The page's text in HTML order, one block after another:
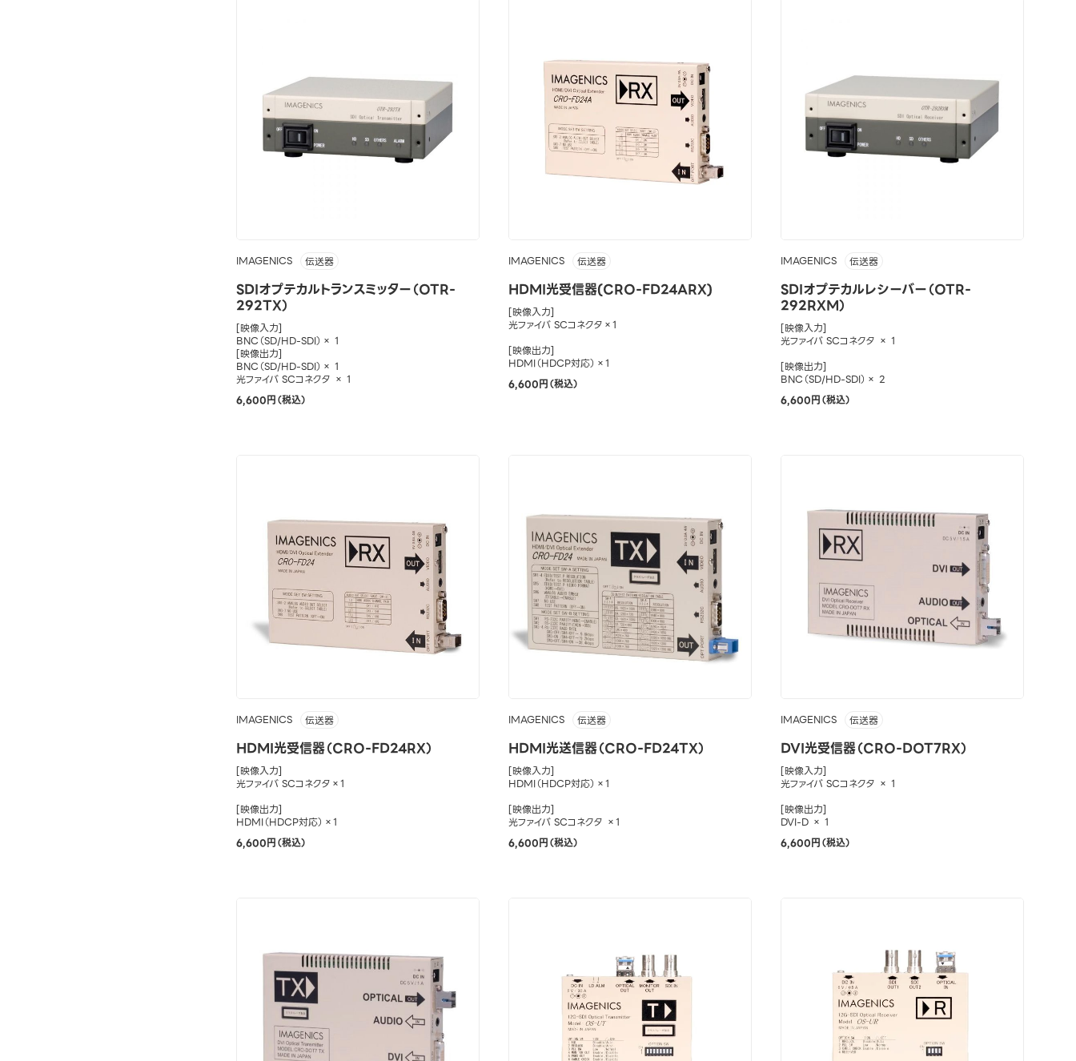
IMAGENICS 伝送器
SDIオプテカルトランスミッター（OTR-
292TX）
[映像入力]
BNC（SD/HD-SDI）× 1
[映像出力]
BNC（SD/HD-SDI）× 1
光ファイバ SCコネクタ × 1
6,600円（税込）
IMAGENICS 伝送器
HDMI光受信器(CRO-FD24ARX)
[映像入力]
光ファイバ SCコネクタ×1
[映像出力]
HDMI（HDCP対応）×1
6,600円（税込）
IMAGENICS 伝送器
SDIオプテカルレシーバー（OTR-
292RXM）
[映像入力]
光ファイバ SCコネクタ × 1
[映像出力]
BNC（SD/HD-SDI）× 2
6,600円（税込）
IMAGENICS 伝送器
HDMI光受信器（CRO-FD24RX）
[映像入力]
光ファイバ SCコネクタ×1
[映像出力]
HDMI（HDCP対応）×1
6,600円（税込）
IMAGENICS 伝送器
HDMI光送信器（CRO-FD24TX）
[映像入力]
HDMI（HDCP対応）×1
[映像出力]
光ファイバ SCコネクタ ×1
6,600円（税込）
IMAGENICS 伝送器
DVI光受信器（CRO-DOT7RX）
[映像入力]
光ファイバ SCコネクタ × 1
[映像出力]
DVI-D × 1
6,600円（税込）